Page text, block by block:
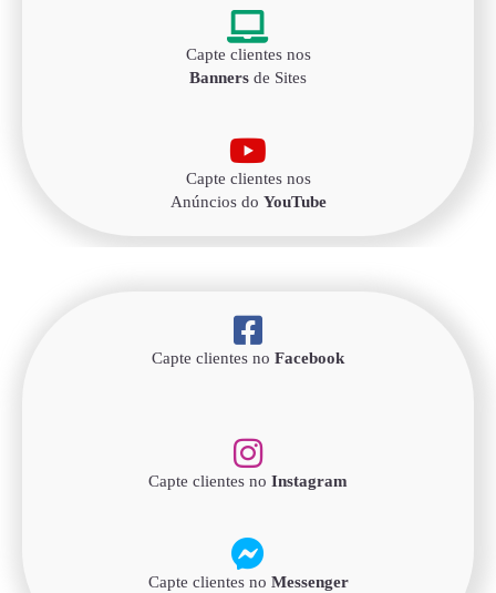
Capte clientes nos
Banners de Sites
Capte clientes nos
Anúncios do YouTube
Capte clientes no Facebook
Capte clientes no Instagram
Capte clientes no Messenger